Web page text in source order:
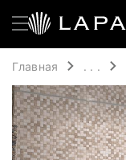
Главная . . .